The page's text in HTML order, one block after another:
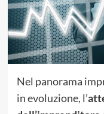
Nel panorama
in evoluzione, l’